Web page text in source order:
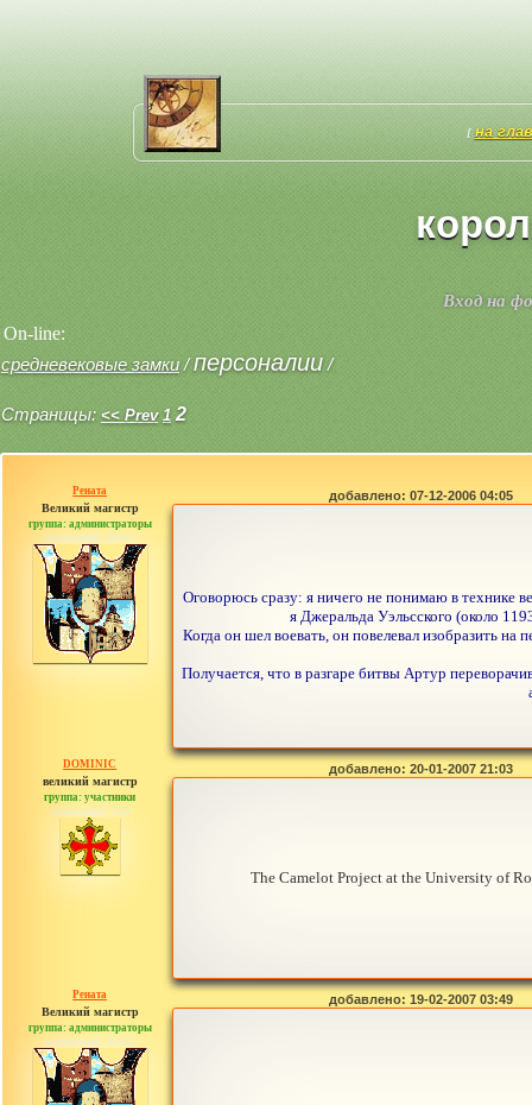
[ на
Вход на
On-line:
средневековые замки/персоналии/
Страницы:<< Prev 1 2
Рената
Великий магистр
группа: администраторы
сообщений: 30442
добавлено: 07-12-2006 04:05
Оговорюсь сразу: я ничего не понимаю в технике
я Джеральда Уэльсского (около
Когда он шел воевать, он повелевал изобразить
Получается, что в разгаре битвы Артур
DOMINIC
великий магистр
группа: участники
сообщений: 560
добавлено: 20-01-2007 21:03
The Camelot Project at the University of
Рената
Великий магистр
группа: администраторы
сообщений: 30442
добавлено: 19-02-2007 03:49